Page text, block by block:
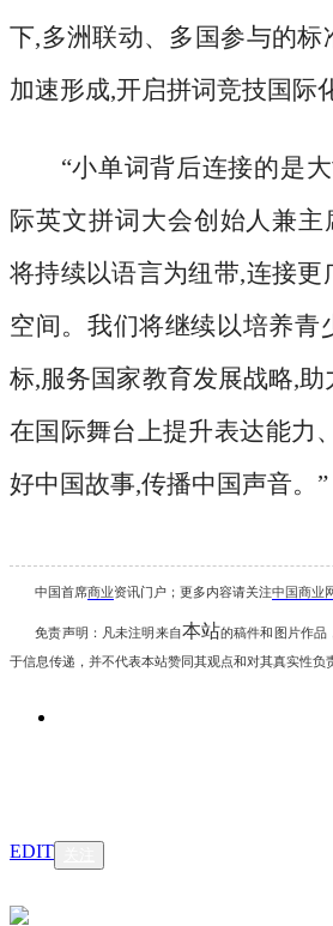
下,多洲联动、多国参与的标
加速形成,开启拼词竞技国际
“小单词背后连接的是
际英文拼词大会创始人兼主
将持续以语言为纽带,连接更
空间。我们将继续以培养青
标,服务国家教育发展战略,
在国际舞台上提升表达能力
好中国故事,传播中国声音。”
中国首席商业资讯门户；更多内容请关注中国商业
免责声明：凡未注明 来自本站的稿件和图片作品
于信息传递，并不代表本站赞同其观点和对其真实性负
EDIT